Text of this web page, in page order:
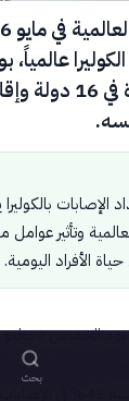
حالة جديدة و271
الإصابات
وتأثير عوامل
الأفراد اليومية.
بحث